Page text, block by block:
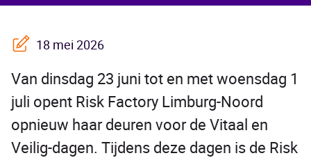
18 mei 2026
Van dinsdag 23 juni tot en met woensdag 1
juli opent Risk Factory Limburg-Noord
opnieuw haar deuren voor de Vitaal en
Veilig-dagen. Tijdens deze dagen is de Risk